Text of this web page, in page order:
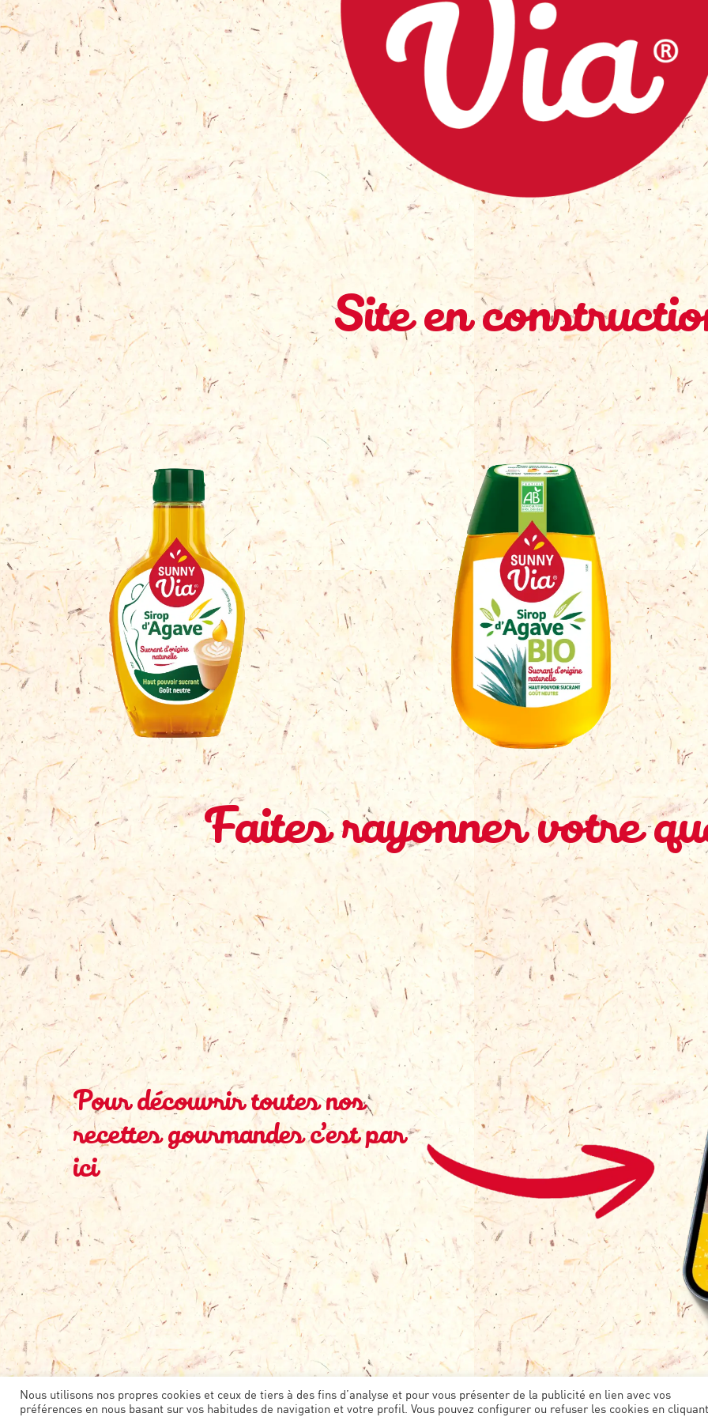
Site en
Faites rayonner votre
Pour découvrir toutes nos
recettes gourmandes c’est par
ici
Nous utilisons nos propres cookies et ceux de tiers à des fins d’analyse et pour vous présenter de la publicité en lien avec vos
préférences en nous basant sur vos habitudes de navigation et votre profil. Vous pouvez configurer ou refuser les cookies en